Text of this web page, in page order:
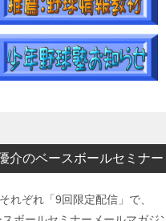
介のベースボールセミナー
それぞれ「9回限定配信」で、